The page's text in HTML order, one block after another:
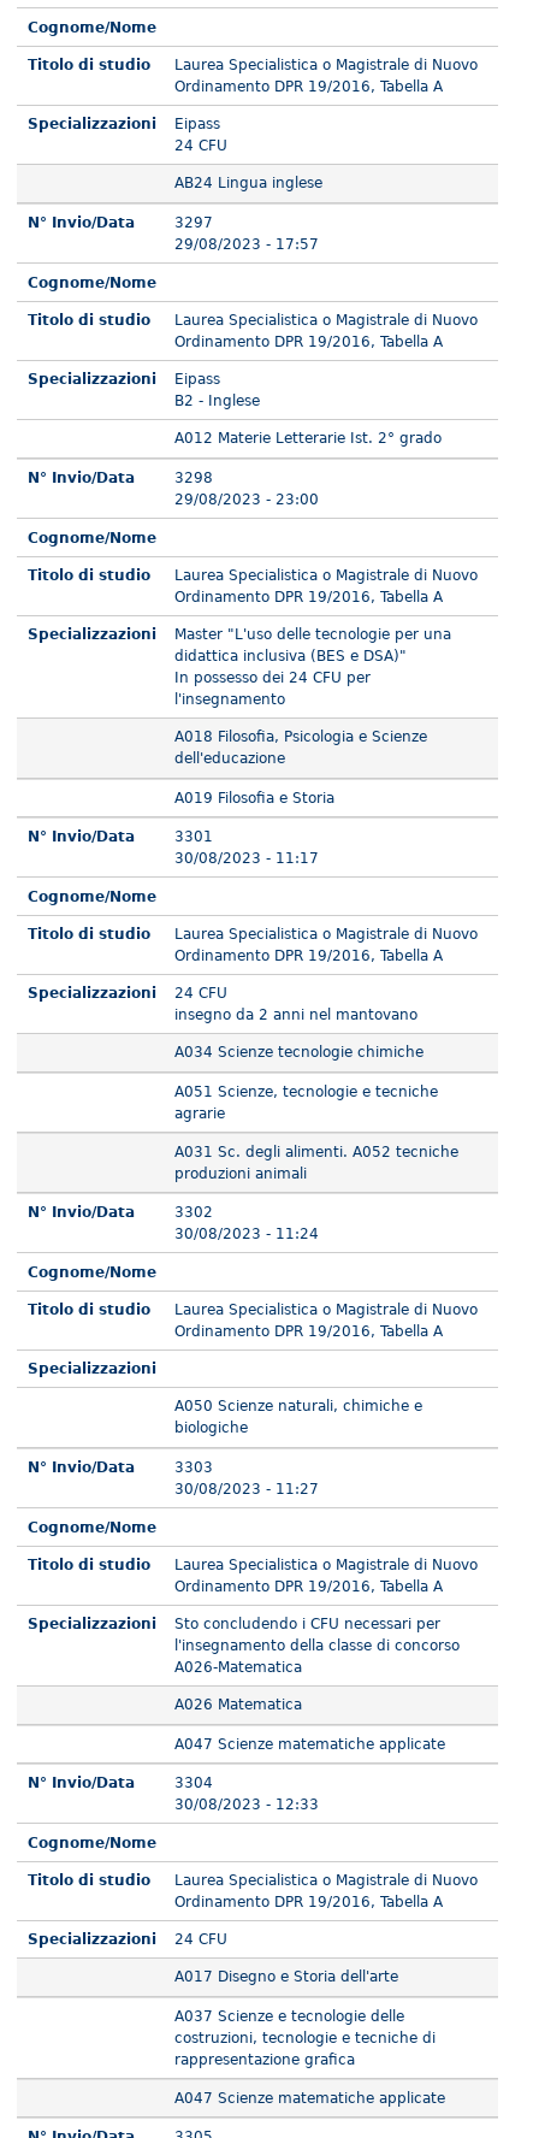
Cognome/Nome
Titolo di studio
Laurea Specialistica o Magistrale di Nuovo
Ordinamento DPR 19/2016, Tabella A
Specializzazioni
Eipass
24 CFU
AB24 Lingua inglese
N° Invio/Data
3297
29/08/2023 - 17:57
Cognome/Nome
Titolo di studio
Laurea Specialistica o Magistrale di Nuovo
Ordinamento DPR 19/2016, Tabella A
Specializzazioni
Eipass
B2 - Inglese
A012 Materie Letterarie Ist. 2° grado
N° Invio/Data
3298
29/08/2023 - 23:00
Cognome/Nome
Titolo di studio
Laurea Specialistica o Magistrale di Nuovo
Ordinamento DPR 19/2016, Tabella A
Specializzazioni
Master "L'uso delle tecnologie per una
didattica inclusiva (BES e DSA)"
In possesso dei 24 CFU per
l'insegnamento
A018 Filosofia, Psicologia e Scienze
dell'educazione
A019 Filosofia e Storia
N° Invio/Data
3301
30/08/2023 - 11:17
Cognome/Nome
Titolo di studio
Laurea Specialistica o Magistrale di Nuovo
Ordinamento DPR 19/2016, Tabella A
Specializzazioni
24 CFU
insegno da 2 anni nel mantovano
A034 Scienze tecnologie chimiche
A051 Scienze, tecnologie e tecniche
agrarie
A031 Sc. degli alimenti. A052 tecniche
produzioni animali
N° Invio/Data
3302
30/08/2023 - 11:24
Cognome/Nome
Titolo di studio
Laurea Specialistica o Magistrale di Nuovo
Ordinamento DPR 19/2016, Tabella A
Specializzazioni
A050 Scienze naturali, chimiche e
biologiche
N° Invio/Data
3303
30/08/2023 - 11:27
Cognome/Nome
Titolo di studio
Laurea Specialistica o Magistrale di Nuovo
Ordinamento DPR 19/2016, Tabella A
Specializzazioni
Sto concludendo i CFU necessari per
l'insegnamento della classe di concorso
A026-Matematica
A026 Matematica
A047 Scienze matematiche applicate
N° Invio/Data
3304
30/08/2023 - 12:33
Cognome/Nome
Titolo di studio
Laurea Specialistica o Magistrale di Nuovo
Ordinamento DPR 19/2016, Tabella A
Specializzazioni 24 CFU
A017 Disegno e Storia dell'arte
A037 Scienze e tecnologie delle
costruzioni, tecnologie e tecniche di
rappresentazione grafica
A047 Scienze matematiche applicate